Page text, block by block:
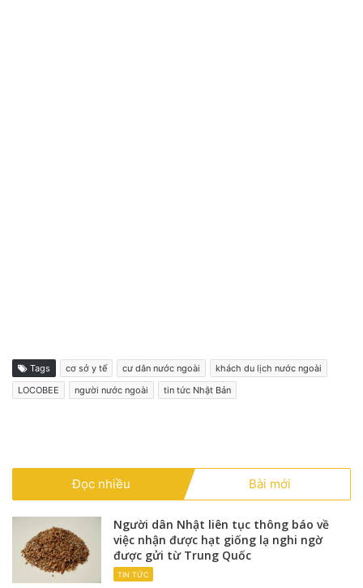
Tags cơ sở y tế cư dân nước ngoài
khách du lịch nước ngoài
LOCOBEE
người nước ngoài tin tức Nhật Bản
Đọc nhiều Bài mới
Người dân Nhật liên tục thông báo về
việc nhận được hạt giống lạ nghi ngờ
được gửi từ Trung Quốc
TIN TỨC